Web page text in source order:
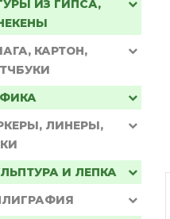
ИЗ ГИПСА,
КАРТОН,
ЛИНЕРЫ,
И ЛЕПКА